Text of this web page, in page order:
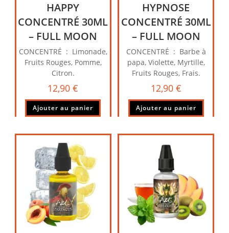
HAPPY
CONCENTRÉ 30ML
– FULL MOON
CONCENTRÉ : Limonade,
Fruits Rouges, Pomme,
Citron.
12,90€
Ajouter au panier
HYPNOSE
CONCENTRÉ 30ML
– FULL MOON
CONCENTRÉ : Barbe à
papa, Violette, Myrtille,
Fruits Rouges, Frais.
12,90 €
Ajouter au panier